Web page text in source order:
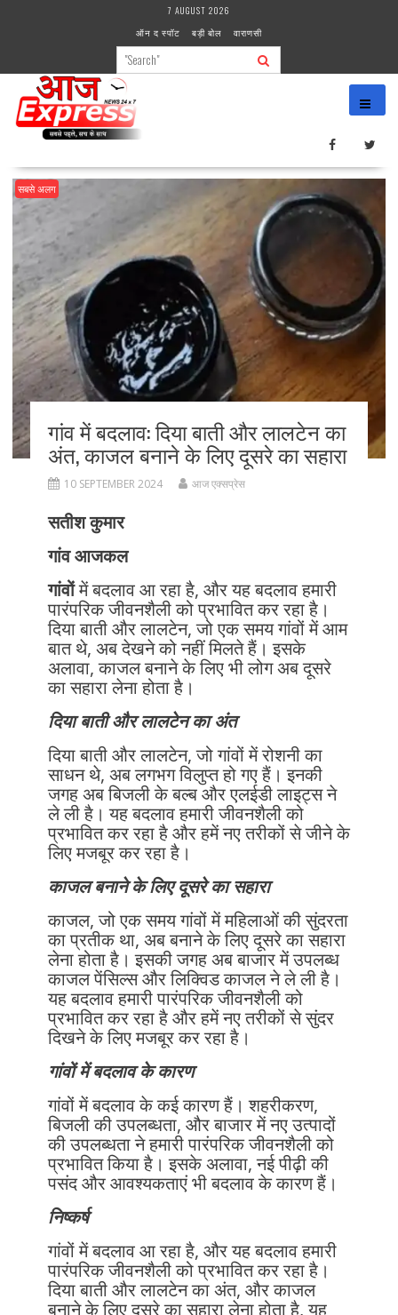
7 AUGUST 2026
ऑन द स्पॉट
बड़ी बोल वाराणसी
सबसे अलग
गांव में बदलाव: दिया बाती और लालटेन का
अंत, काजल बनाने के लिए दूसरे का सहारा
10 SEPTEMBER 2024 आज एक्सप्रेस
सतीश कुमार
गांव आजकल
गांवोंमें बदलाव आ रहा है, और यह बदलाव हमारी
पारंपरिक जीवनशैली को प्रभावित कर रहा है।
दिया बाती और लालटेन, जो एक समय गांवों में आम
बात थे, अब देखने को नहीं मिलते हैं। इसके
अलावा, काजल बनाने के लिए भी लोग अब दूसरे
का सहारा लेना होता है।
दिया बाती और लालटेन का अंत
दिया बाती और लालटेन, जो गांवों में रोशनी का
साधन थे, अब लगभग विलुप्त हो गए हैं। इनकी
जगह अब बिजली के बल्ब और एलईडी लाइट्स ने
ले ली है। यह बदलाव हमारी जीवनशैली को
प्रभावित कर रहा है और हमें नए तरीकों से जीने के
लिए मजबूर कर रहा है।
काजल बनाने के लिए दूसरे का सहारा
काजल, जो एक समय गांवों में महिलाओं की सुंदरता
का प्रतीक था, अब बनाने के लिए दूसरे का सहारा
लेना होता है। इसकी जगह अब बाजार में उपलब्ध
काजल पेंसिल्स और लिक्विड काजल ने ले ली है।
यह बदलाव हमारी पारंपरिक जीवनशैली को
प्रभावित कर रहा है और हमें नए तरीकों से सुंदर
दिखने के लिए मजबूर कर रहा है।
गांवों में बदलाव के कारण
गांवों में बदलाव के कई कारण हैं। शहरीकरण,
बिजली की उपलब्धता, और बाजार में नए उत्पादों
की उपलब्धता ने हमारी पारंपरिक जीवनशैली को
प्रभावित किया है। इसके अलावा, नई पीढ़ी की
पसंद और आवश्यकताएं भी बदलाव के कारण हैं।
निष्कर्ष
गांवों में बदलाव आ रहा है, और यह बदलाव हमारी
पारंपरिक जीवनशैली को प्रभावित कर रहा है।
दिया बाती और लालटेन का अंत, और काजल
बनाने के लिए दूसरे का सहारा लेना होता है, यह